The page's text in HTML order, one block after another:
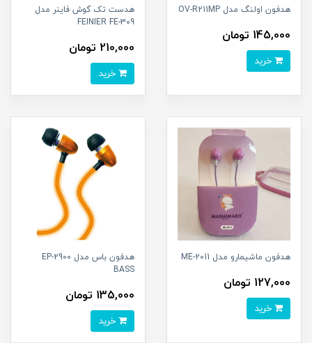
هدفون اولنگ مدل OV-R211MP
145,000 تومان
هدست تک گوش فاینر مدل
FEINIER FE-309
210,000 تومان
هدفون ماشیمارو مدل ME-2011
127,000 تومان
هدفون باس مدل EP-2900
BASS
135,000 تومان